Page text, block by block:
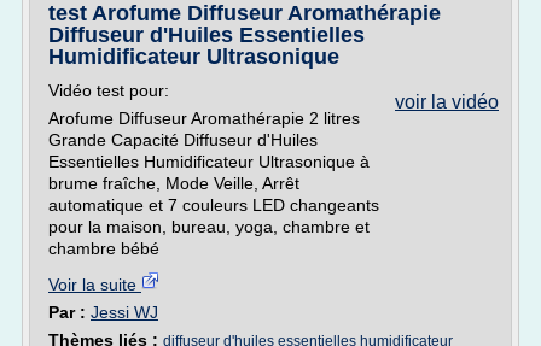
test Arofume Diffuseur Aromathérapie
Diffuseur d'Huiles Essentielles
Humidificateur Ultrasonique
voir la vidéo
Vidéo test pour:
Arofume Diffuseur Aromathérapie 2 litres
Grande Capacité Diffuseur d'Huiles
Essentielles Humidificateur Ultrasonique à
brume fraîche, Mode Veille, Arrêt
automatique et 7 couleurs LED changeants
pour la maison, bureau, yoga, chambre et
chambre bébé
Voir la suite
Par : Jessi WJ
Thèmes liés : diffuseur d'huiles essentielles humidificateur